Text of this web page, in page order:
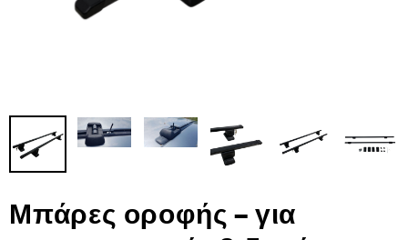
Μπάρες οροφής – για